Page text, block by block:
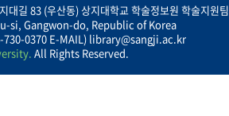
대길 83 (우산동) 상지대학교 학술정보원 학술지원팀
si, Gangwon-do, Republic of Korea
730-0370 E-MAIL) library@sangji.ac.kr
All Rights Reserved.